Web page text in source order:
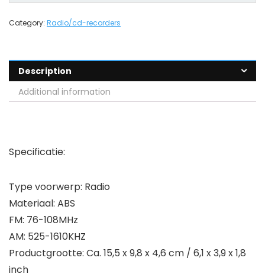
Category: Radio/cd-recorders
Description
Additional information
Specificatie:
Type voorwerp: Radio
Materiaal: ABS
FM: 76-108MHz
AM: 525-1610KHZ
Productgrootte: Ca. 15,5 x 9,8 x 4,6 cm / 6,1 x 3,9 x 1,8
inch